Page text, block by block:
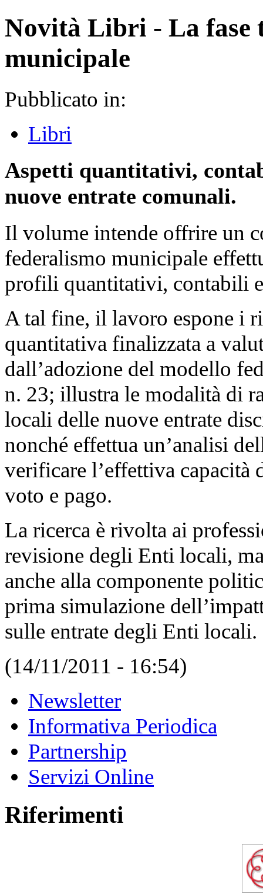
Novità Libri - La fase
municipale
Pubblicato in:
Libri
Aspetti quantitativi,
nuove entrate comunali.
Il volume intende offrire un
federalismo municipale
profili quantitativi, contabili
A tal fine, il lavoro espone i
quantitativa finalizzata a
dall’adozione del modello
n. 23; illustra le modalità di
locali delle nuove entrate
nonché effettua un’analisi
verificare l’effettiva
voto e pago.
La ricerca è rivolta ai
revisione degli Enti locali,
anche alla componente
prima simulazione
sulle entrate degli Enti locali.
(14/11/2011 - 16:54)
Newsletter
Informativa Periodica
Partnership
Servizi Online
Riferimenti